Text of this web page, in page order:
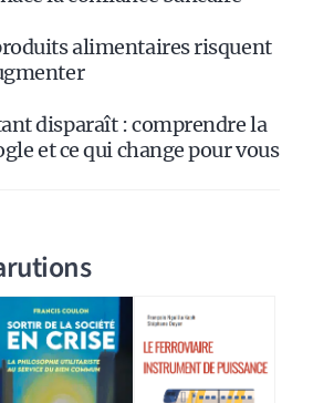
alimentaires risquent
disparaît : comprendre la
et ce qui change pour vous